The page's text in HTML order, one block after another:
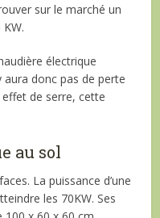
sur le marché un
électrique
aura donc pas de perte
effet de serre, cette
au sol
La puissance d’une
les 70KW. Ses